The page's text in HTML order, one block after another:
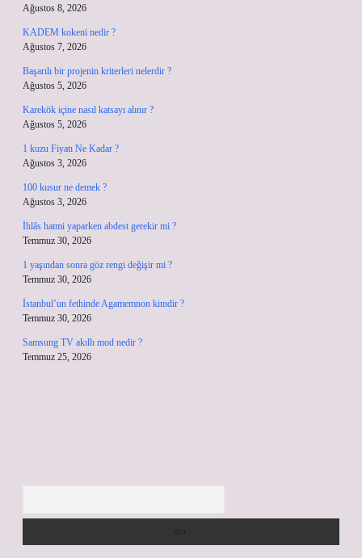
Ağustos 8, 2026
KADEM kokeni nedir ?
Ağustos 7, 2026
Başarılı bir projenin kriterleri nelerdir ?
Ağustos 5, 2026
Karekök içine nasıl katsayı alınır ?
Ağustos 5, 2026
1 kuzu Fiyatı Ne Kadar ?
Ağustos 3, 2026
100 kusur ne demek ?
Ağustos 3, 2026
İhlâs hatmi yaparken abdest gerekir mi ?
Temmuz 30, 2026
1 yaşından sonra göz rengi değişir mi ?
Temmuz 30, 2026
İstanbul’un fethinde Agamemnon kimdir ?
Temmuz 30, 2026
Samsung TV akıllı mod nedir ?
Temmuz 25, 2026